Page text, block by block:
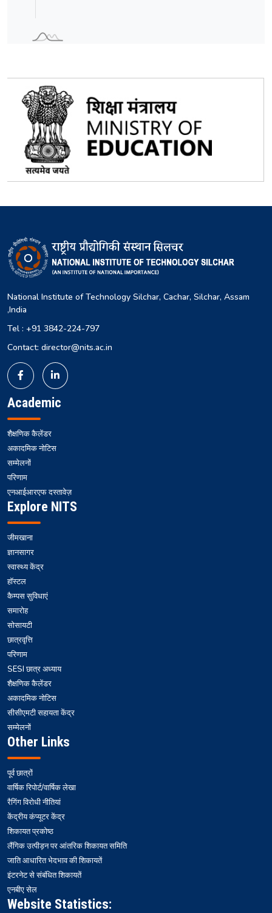
National Institute of Technology Silchar, Cachar, Silchar, Assam
,India
Tel : +91 3842-224-797
Contact: director@nits.ac.in
Academic
शैक्षणिक कैलेंडर
अकादमिक नोटिस
सम्मेलनों
परिणाम
एनआईआरएफ दस्तावेज़
Explore NITS
जीमखाना
ज्ञानसागर
स्वास्थ्य केंद्र
हॉस्टल
कैम्पस सुविधाएं
समारोह
सोसायटी
छात्रवृत्ति
परिणाम
SESI छात्र अध्याय
शैक्षणिक कैलेंडर
अकादमिक नोटिस
सीसीएमटी सहायता केंद्र
सम्मेलनों
Other Links
पूर्व छात्रों
वार्षिक रिपोर्ट/वार्षिक लेखा
रैगिंग विरोधी नीतियां
केंद्रीय कंप्यूटर केंद्र
शिकायत प्रकोष्ठ
लैंगिक उत्पीड़न पर आंतरिक शिकायत समिति
जाति आधारित भेदभाव की शिकायतें
इंटरनेट से संबंधित शिकायतें
एनबीए सेल
Website Statistics: